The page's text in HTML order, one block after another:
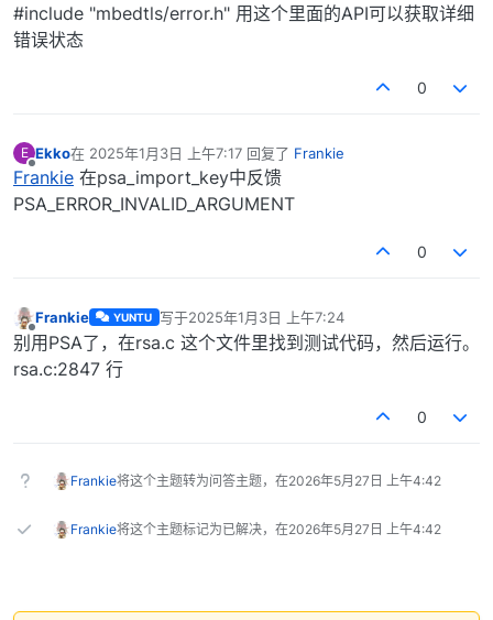
#include "mbedtls/error.h" 用这个里面的API可以获取详细
错误状态
0
E
离线
Ekko在 2025年1月3日 上午7:17 回复了 Frankie
最后由 编辑
Frankie 在psa_import_key中反馈
PSA_ERROR_INVALID_ARGUMENT
0
离线
Frankie YUNTU 写于2025年1月3日 上午7:24
最后由 编辑
别用PSA了，在rsa.c 这个文件里找到测试代码，然后运行。
rsa.c:2847 行
0
Frankie将这个主题转为问答主题，在2026年5月27日 上午4:42
Frankie将这个主题标记为已解决，在2026年5月27日 上午4:42